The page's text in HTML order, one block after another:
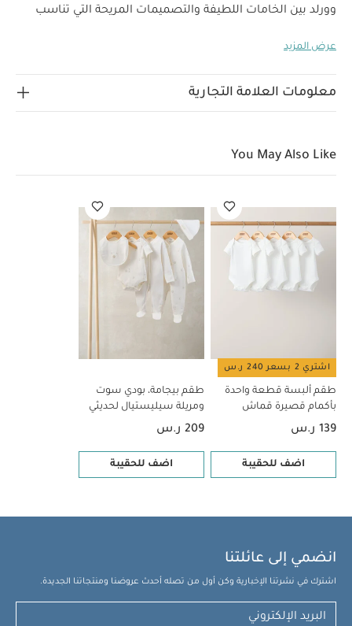
وورلد بين الخامات اللطيفة والتصميمات المريحة التي تناسب
المفضل لإكمال أناقة طفلك، فهو يتميز بتصميم كلاسيكي فاخر
بالكامل وسحّاب للإغلاق لسهولة الارتداء والتغيير وغطاء رأس
تصميم مبطن بالكامل للشعور بالراحة والدفء
تعليمات العناية/الإرشادات:
غسل على درجة حرارة 40 درجة مئوية
ممنوع استخدام
المبيضات
تجفيف على درجة حرارة منخفضة
حرارة منخفضة
ممنوع التنظيف الجاف
تغسل الألوان
الداكنة على حدة
الغسيل والكي على الجانب الآخر
طقم ألبسة قطعة واحدة بأكمام قصيرة قماش عضوي بلون أبيض
عرض المزيد
معلومات العلامة التجارية
You May Also Like
اشتري 2 بسعر 240 ر.س
طقم ألبسة قطعة واحدة
بأكمام قصيرة قماش
عضوي بلون أبيض - 5 قطع
139 ر.س
اضف للحقيبة
طقم بيجامة، بودي سوت
ومريلة سيليستيال لحديثي
الولادة، 5 قطع
209 ر.س
اضف للحقيبة
انضمي إلى عائلتنا
اشترك في نشرتنا الإخبارية وكن أول من تصله أحدث عروضنا ومنتجاتنا الجديدة.